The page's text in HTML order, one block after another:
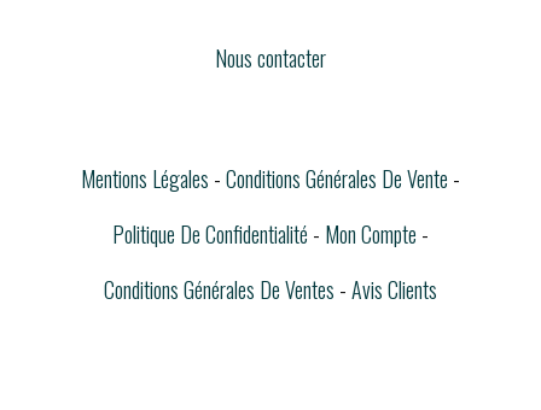
Nous contacter
Mentions Légales Conditions Générales De Vente
Politique De Confidentialité
Mon Compte
Conditions Générales De Ventes Avis Clients